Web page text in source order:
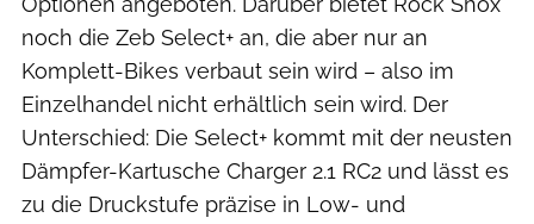
noch die Zeb Select+ an, die aber nur an
Komplett-Bikes verbaut sein wird – also im
Einzelhandel nicht erhältlich sein wird. Der
Unterschied: Die Select+ kommt mit der neusten
Dämpfer-Kartusche Charger 2.1 RC2 und lässt es
zu die Druckstufe präzise in Low- und